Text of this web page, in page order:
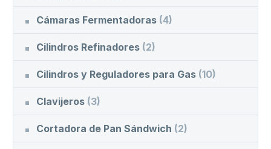
Cámaras Fermentadoras (4)
Cilindros Refinadores (2)
Cilindros y Reguladores para Gas (10)
Clavijeros (3)
Cortadora de Pan Sándwich (2)